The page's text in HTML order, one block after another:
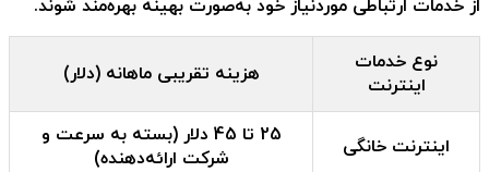
از خدمات ارتباطی موردنیاز خود به‌صورت بهینه بهره‌مند شوند.
نوع خدمات
اینترنت
هزینه تقریبی ماهانه (دلار)
اینترنت خانگی
25 تا 45 دلار (بسته به سرعت و
شرکت ارائه‌دهنده)